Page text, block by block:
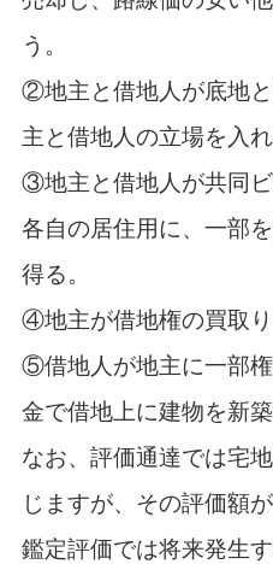
う。
②地主と借地人が底地
主と借地人の立場を入れ
③地主と借地人が共同
各自の居住用に、一部
得る。
④地主が借地権の買取り
⑤借地人が地主に一部
金で借地上に建物を新築
なお、評価通達では宅
じますが、その評価額
鑑定評価では将来発生